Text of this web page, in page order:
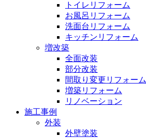
トイレリフォーム
お風呂リフォーム
洗面台リフォーム
キッチンリフォーム
増改築
全面改装
部分改装
間取り変更リフォーム
増築リフォーム
リノベーション
施工事例
外装
外壁塗装